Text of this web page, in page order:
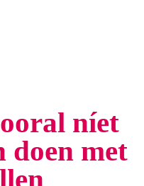
níet
doen met